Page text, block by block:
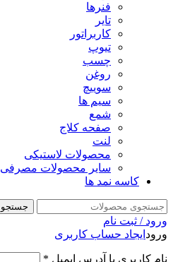
فنرها
تایر
کاربراتور
تیوپ
چسب
روغن
سوییچ
سیم ها
شمع
صفحه کلاج
لنت
محصولات لاستیکی
سایر محصولات مصرفی
کاسه نمد ها
جستجو
ورود / ثبت نام
ورود ایجاد حساب کاربری
نام کاربری یا آدرس ایمیل *